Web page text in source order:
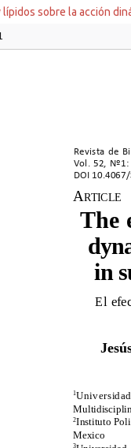
sobre la acción